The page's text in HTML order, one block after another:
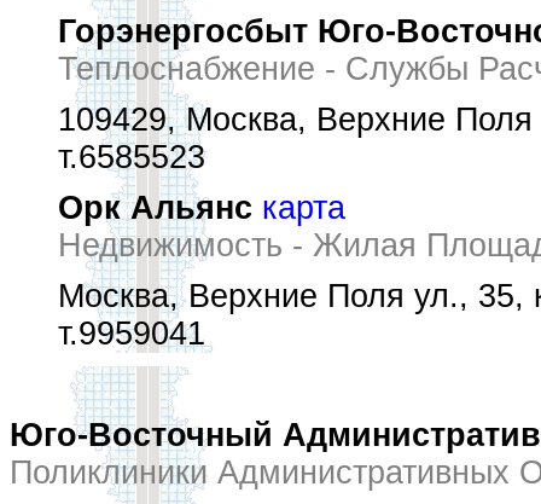
Горэнергосбыт Юго-
Теплоснабжение - Службы
109429, Москва, Верхние Поля
т.6585523
Орк Альянс карта
Недвижимость - Жилая
Москва, Верхние Поля ул., 35,
т.9959041
Юго-Восточный
Поликлиники Административных